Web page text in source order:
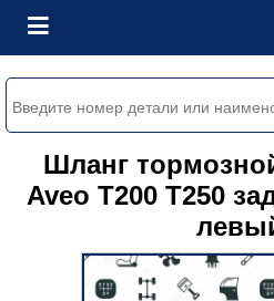
Шланг
Aveo T200 T250